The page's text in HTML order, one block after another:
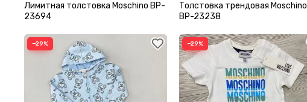
Лимитная толстовка Moschino BP-
23694
Толстовка трендовая Moschino
BP-23238
−29% −29%